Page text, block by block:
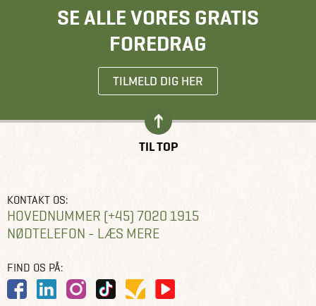
SE ALLE VORES GRATIS
FOREDRAG
TILMELD DIG HER
TIL TOP
KONTAKT OS:
HOVEDNUMMER (+45) 7020 1915
NØDTELEFON - LÆS MERE
FIND OS PÅ: